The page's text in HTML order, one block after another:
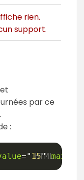
rien.
support.
par ce
:
=" 15" max